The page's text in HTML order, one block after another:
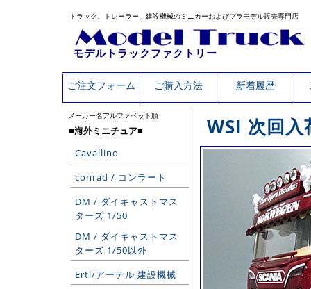
トラック、トレーラー、建設機械のミニカーおよびプラモデル販売専門店
モデルトラックファクトリー
ご注文フォーム ご購入方法 新着履歴
メーカー名アルファベット順
■海外ミニチュア■
Cavallino
conrad / コンラート
DM / ダイキャストマス
ターズ 1/50
DM / ダイキャストマス
ターズ 1/50以外
Ertl/アーテル 建設機械
WSI 次回